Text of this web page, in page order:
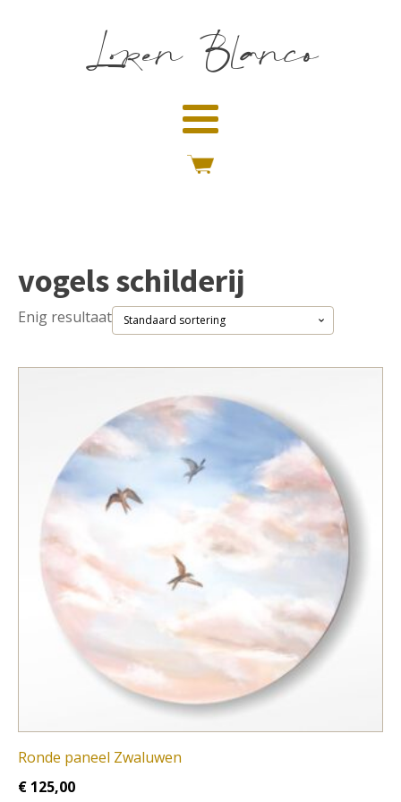
Loren Blanco
vogels schilderij
Enig resultaat
Ronde paneel Zwaluwen
€ 125,00